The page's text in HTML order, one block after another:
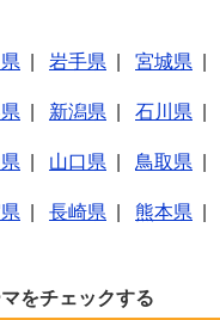
岩手県 宮城県
新潟県 石川県
山口県 鳥取県
長崎県 熊本県
をチェックする